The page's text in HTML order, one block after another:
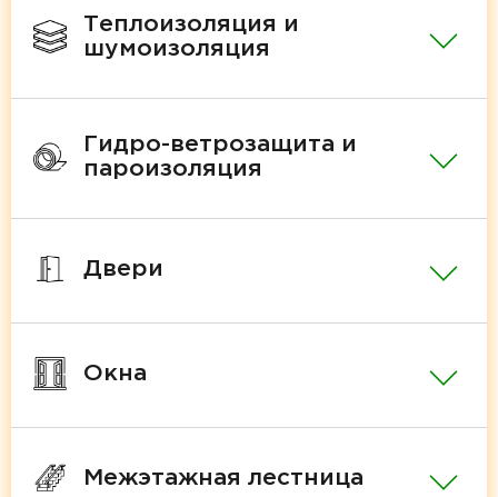
Теплоизоляция и
шумоизоляция
Гидро-ветрозащита и
пароизоляция
Двери
Окна
Межэтажная лестница